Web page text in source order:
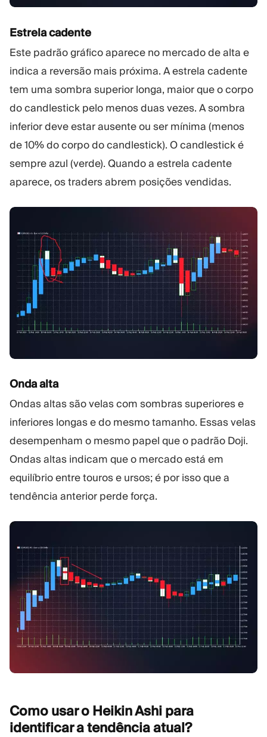
Estrela cadente
Este padrão gráfico aparece no mercado de alta e
indica a reversão mais próxima. A estrela cadente
tem uma sombra superior longa, maior que o corpo
do candlestick pelo menos duas vezes. A sombra
inferior deve estar ausente ou ser mínima (menos
de 10% do corpo do candlestick). O candlestick é
sempre azul (verde). Quando a estrela cadente
aparece, os traders abrem posições vendidas.
Onda alta
Ondas altas são velas com sombras superiores e
inferiores longas e do mesmo tamanho. Essas velas
desempenham o mesmo papel que o padrão Doji.
Ondas altas indicam que o mercado está em
equilíbrio entre touros e ursos; é por isso que a
tendência anterior perde força.
Como usar o Heikin Ashi para
identificar a tendênciaatual?